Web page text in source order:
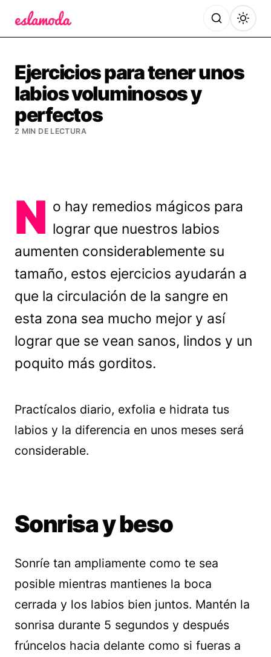
Ejercicios para tener unos
labios voluminosos y
perfectos
2 MIN DE LECTURA
N o hay remedios mágicos para
lograr que nuestros labios
aumenten considerablemente su
tamaño, estos ejercicios ayudarán a
que la circulación de la sangre en
esta zona sea mucho mejor y así
lograr que se vean sanos, lindos y un
poquito más gorditos.
Practícalos diario, exfolia e hidrata tus
labios y la diferencia en unos meses será
considerable.
Sonrisa y beso
Sonríe tan ampliamente como te sea
posible mientras mantienes la boca
cerrada y los labios bien juntos. Mantén la
sonrisa durante 5 segundos y después
frúncelos hacia delante como si fueras a